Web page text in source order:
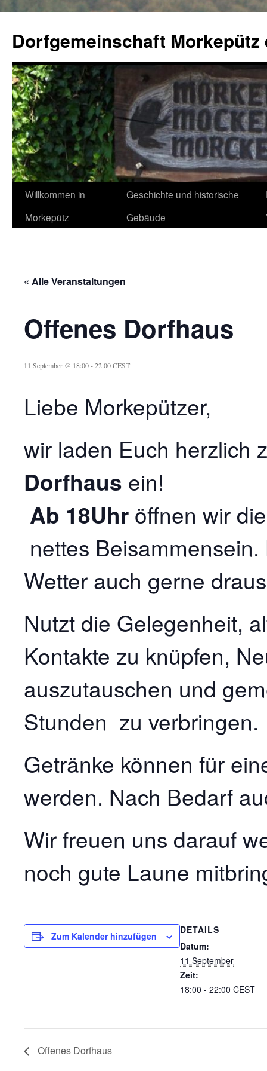
springen
Dorfgemeinschaft Morkepütz
Willkommen in
Morkepütz
Geschichte und historische
Gebäude
« Alle Veranstaltungen
Offenes Dorfhaus
11 September @ 18:00-22:00CEST
Liebe Morkepützer,
wir laden Euch herzlich
Dorfhaus ein!
Ab 18Uhr öffnen wir
nettes
Wetter auch gerne
Nutzt die Gelegenheit,
Kontakte zu knüpfen,
auszutauschen und
Stunden zu verbringen.
Getränke können für
werden. Nach Bedarf
Wir freuen uns darauf
noch gute Laune
Zum Kalender hinzufügen
DETAILS
Datum:
11 September
Zeit:
18:00 - 22:00 CEST
Offenes Dorfhaus